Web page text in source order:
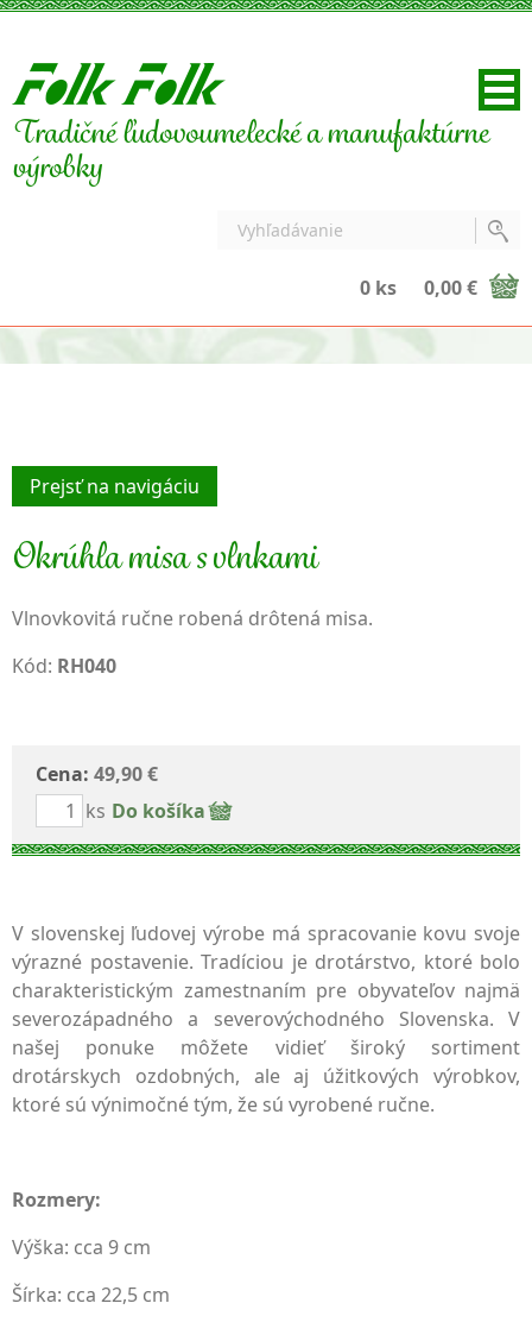
Tradičné ľudovoumelecké a manufaktúrne
výrobky
0 ks 0,00 €
Prejsť na navigáciu
Okrúhla misa s vlnkami
Vlnovkovitá ručne robená drôtená misa.
Kód: RH040
Cena: 49,90 €
ks Do košíka
V slovenskej ľudovej výrobe má spracovanie kovu svoje
výrazné postavenie. Tradíciou je drotárstvo, ktoré bolo
charakteristickým zamestnaním pre obyvateľov najmä
severozápadného a severovýchodného Slovenska. V
našej ponuke môžete vidieť široký sortiment
drotárskych ozdobných, ale aj úžitkových výrobkov,
ktoré sú výnimočné tým, že sú vyrobené ručne.
Rozmery:
Výška: cca 9 cm
Šírka: cca 22,5 cm